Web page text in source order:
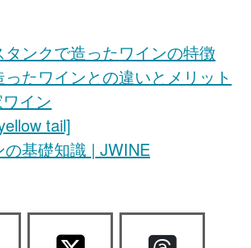
タンクで造ったワインの特徴
たワインとの違いとメリット
イン
tail]
の基礎知識 | JWINE